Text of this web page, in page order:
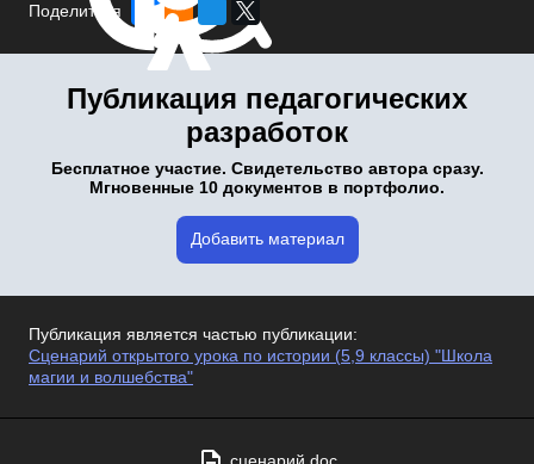
Поделиться
Публикация педагогических
разработок
Бесплатное участие. Свидетельство автора сразу.
Мгновенные 10 документов в портфолио.
Добавить материал
Публикация является частью публикации:
Сценарий открытого урока по истории (5,9 классы) "Школа
магии и волшебства"